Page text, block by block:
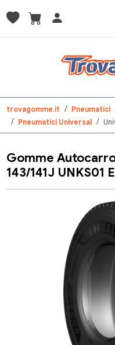
trovagomme.it Pneumatici
Pneumatici Universal
Gomme
143/141J UNKS01